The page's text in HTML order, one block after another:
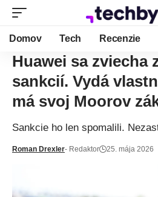
Domov Tech Recenzie
Huawei sa zviecha
sankcií. Vydá
má svoj Moorov
Sankcie ho len spomalili.
Roman Drexler- Redaktor 25. mája 2026